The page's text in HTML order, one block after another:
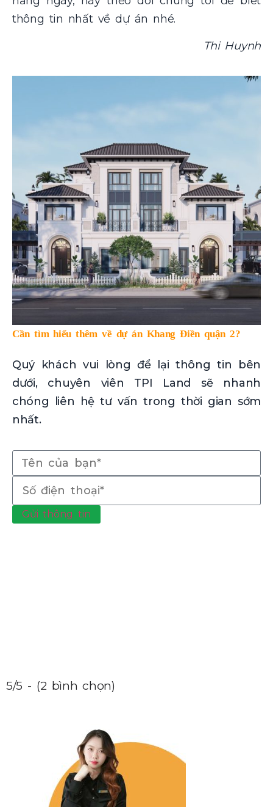
thông tin nhất về dự án nhé.
Thi Huynh
Cần tìm hiểu thêm về dự án Khang Điền quận 2?
Quý khách vui lòng để lại thông tin bên
dưới, chuyên viên TPI Land sẽ nhanh
chóng liên hệ tư vấn trong thời gian sớm
nhất.
Gửi thông tin
5/5 - (2 bình chọn)